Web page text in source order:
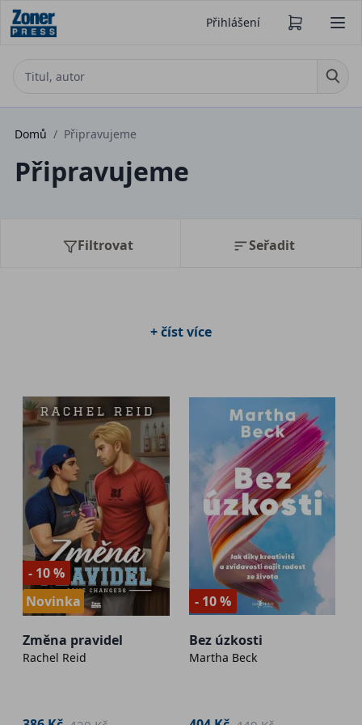
Přihlášení
Domů / Připravujeme
Připravujeme
Filtrovat Seřadit
+ číst více
- 10 %
Novinka
Změna pravidel
Rachel Reid
- 10 %
Bez úzkosti
Martha Beck